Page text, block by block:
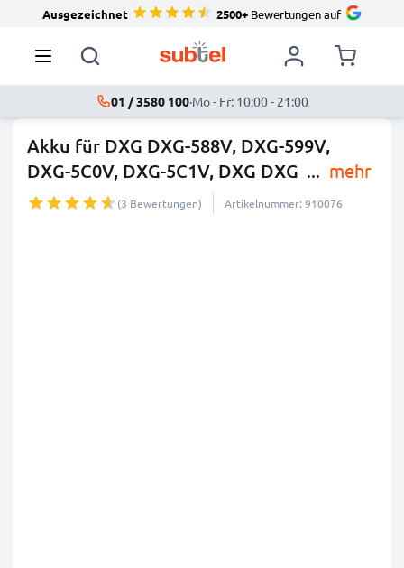
Ausgezeichnet 2500+Bewertungen auf
01 / 3580 100·Mo - Fr: 10:00 - 21:00
Akku für DXG DXG-588V, DXG-599V,
DXG-5C0V, DXG-5C1V, DXG DXG ... mehr
(3 Bewertungen) Artikelnummer: 910076